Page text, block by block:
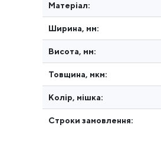
Матеріал:
Ширина, мм:
Висота, мм:
Товщина, мкм:
Колір, мішка:
Строки замовлення: